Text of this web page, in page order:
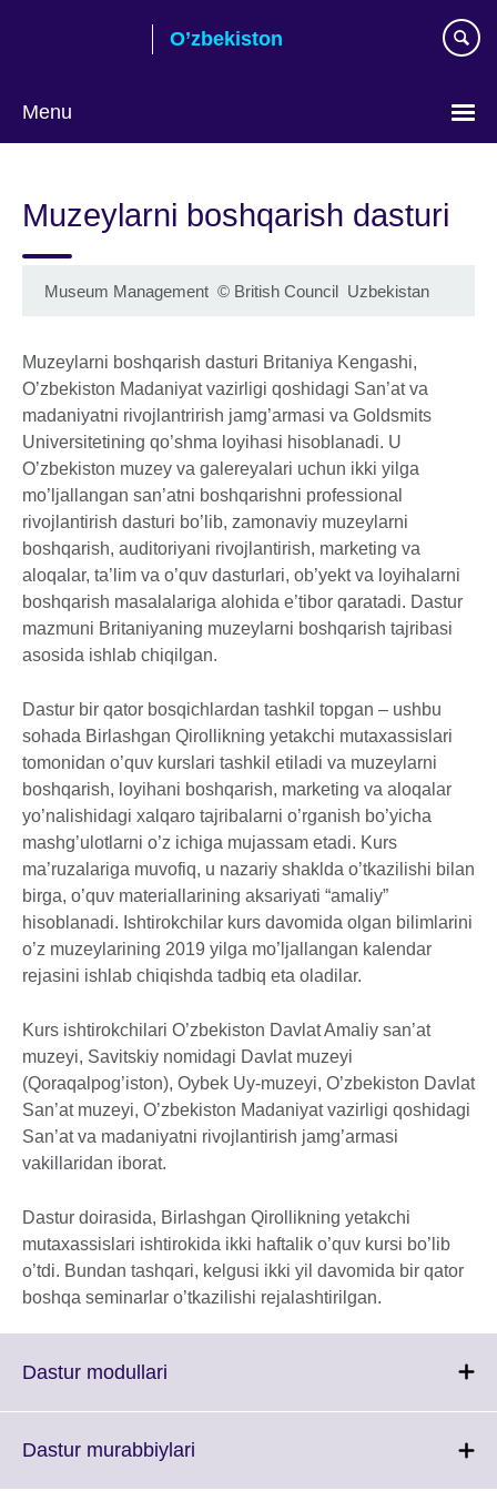
O’zbekiston
Menu
language
Muzeylarni boshqarish dasturi
Museum Management © British Council Uzbekistan
Muzeylarni boshqarish dasturi Britaniya Kengashi,
O’zbekiston Madaniyat vazirligi qoshidagi San’at va
madaniyatni rivojlantrirish jamg’armasi va Goldsmits
Universitetining qo’shma loyihasi hisoblanadi. U
O’zbekiston muzey va galereyalari uchun ikki yilga
mo’ljallangan san’atni boshqarishni professional
rivojlantirish dasturi bo’lib, zamonaviy muzeylarni
boshqarish, auditoriyani rivojlantirish, marketing va
aloqalar, ta’lim va o’quv dasturlari, ob’yekt va loyihalarni
boshqarish masalalariga alohida e’tibor qaratadi. Dastur
mazmuni Britaniyaning muzeylarni boshqarish tajribasi
asosida ishlab chiqilgan.
Dastur bir qator bosqichlardan tashkil topgan – ushbu
sohada Birlashgan Qirollikning yetakchi mutaxassislari
tomonidan o’quv kurslari tashkil etiladi va muzeylarni
boshqarish, loyihani boshqarish, marketing va aloqalar
yo’nalishidagi xalqaro tajribalarni o’rganish bo’yicha
mashg’ulotlarni o’z ichiga mujassam etadi. Kurs
ma’ruzalariga muvofiq, u nazariy shaklda o’tkazilishi bilan
birga, o’quv materiallarining aksariyati “amaliy”
hisoblanadi. Ishtirokchilar kurs davomida olgan bilimlarini
o’z muzeylarining 2019 yilga mo’ljallangan kalendar
rejasini ishlab chiqishda tadbiq eta oladilar.
Kurs ishtirokchilari O’zbekiston Davlat Amaliy san’at
muzeyi, Savitskiy nomidagi Davlat muzeyi
(Qoraqalpog’iston), Oybek Uy-muzeyi, O’zbekiston Davlat
San’at muzeyi, O’zbekiston Madaniyat vazirligi qoshidagi
San’at va madaniyatni rivojlantirish jamg’armasi
vakillaridan iborat.
Dastur doirasida, Birlashgan Qirollikning yetakchi
mutaxassislari ishtirokida ikki haftalik o’quv kursi bo’lib
o’tdi. Bundan tashqari, kelgusi ikki yil davomida bir qator
boshqa seminarlar o’tkazilishi rejalashtirilgan.
Dastur modullari
More
Dastur murabbiylari